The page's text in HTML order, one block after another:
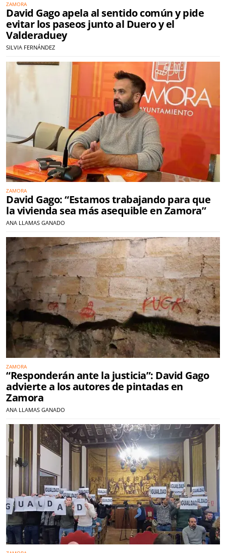
ZAMORA
David Gago apela al sentido común y pide
evitar los paseos junto al Duero y el
Valderaduey
SILVIA FERNÁNDEZ
ZAMORA
David Gago: “Estamos trabajando para que
la vivienda sea más asequible en Zamora”
ANA LLAMAS GANADO
ZAMORA
“Responderán ante la justicia”: David Gago
advierte a los autores de pintadas en
Zamora
ANA LLAMAS GANADO